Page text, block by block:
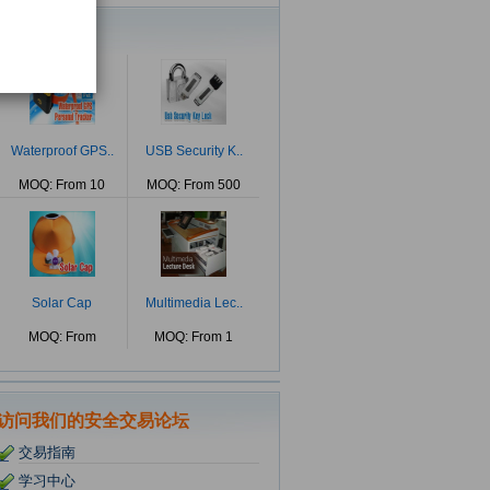
Waterproof GPS..
MOQ: From 10
USB Security K..
MOQ: From 500
Solar Cap
MOQ: From
Multimedia Lec..
MOQ: From 1
问我们的安全交易论坛
交易指南
学习中心